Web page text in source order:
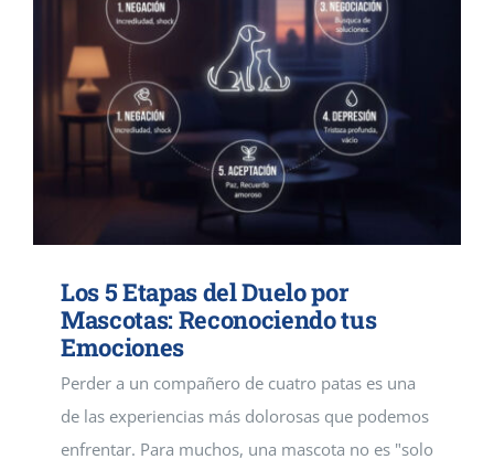
Los 5 Etapas del Duelo por
Mascotas: Reconociendo tus
Emociones
Perder a un compañero de cuatro patas es una
de las experiencias más dolorosas que podemos
enfrentar. Para muchos, una mascota no es "solo